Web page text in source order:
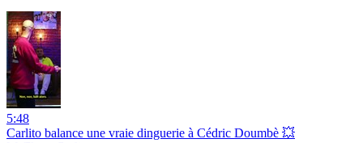
5:48
Carlito balance une vraie dinguerie à Cédric Doumbè 💥